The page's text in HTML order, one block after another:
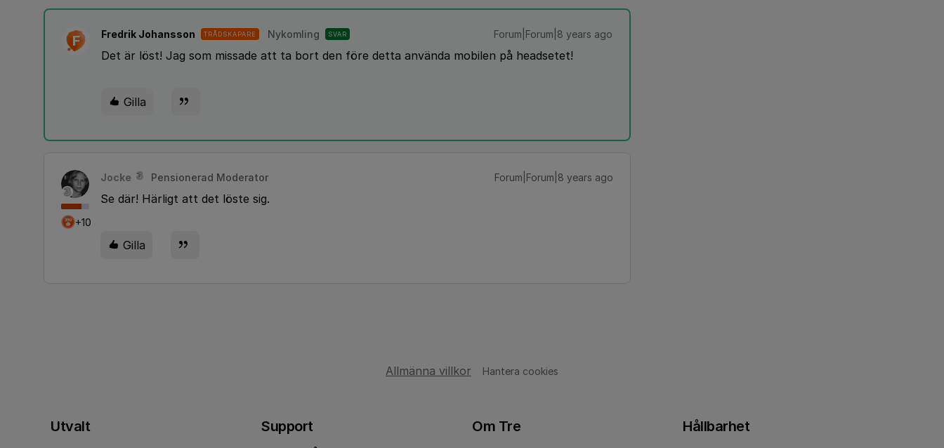
F Fredrik Johansson TRÅDSKAPARE Nykomling SVAR Forum|Forum|8 years ago
Det är löst! Jag som missade att ta bort den före detta använda mobilen på headsetet!
Gilla
+10
Jocke Pensionerad Moderator Forum|Forum|8 years ago
Se där! Härligt att det löste sig.
Gilla
Allmänna villkor Hantera cookies
Utvalt Support Om Tre Hållbarhet